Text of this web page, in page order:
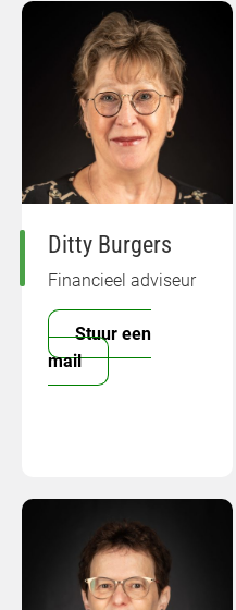
Ditty Burgers
Financieel adviseur
Stuur een
mail